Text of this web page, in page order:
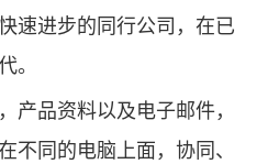
速进步的同行公司，在已
。
产品资料以及电子邮件，
不同的电脑上面，协同、